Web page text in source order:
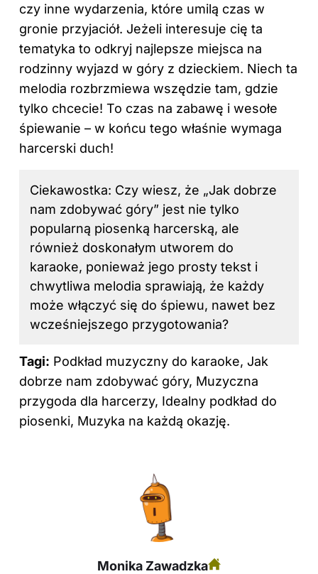
czy inne wydarzenia, które umilą czas w
gronie przyjaciół. Jeżeli interesuje cię ta
tematyka to odkryj najlepsze miejsca na
rodzinny wyjazd w góry z dzieckiem. Niech ta
melodia rozbrzmiewa wszędzie tam, gdzie
tylko chcecie! To czas na zabawę i wesołe
śpiewanie – w końcu tego właśnie wymaga
harcerski duch!
Ciekawostka: Czy wiesz, że „Jak dobrze
nam zdobywać góry” jest nie tylko
popularną piosenką harcerską, ale
również doskonałym utworem do
karaoke, ponieważ jego prosty tekst i
chwytliwa melodia sprawiają, że każdy
może włączyć się do śpiewu, nawet bez
wcześniejszego przygotowania?
Tagi: Podkład muzyczny do karaoke, Jak
dobrze nam zdobywać góry, Muzyczna
przygoda dla harcerzy, Idealny podkład do
piosenki, Muzyka na każdą okazję.
Monika Zawadzka